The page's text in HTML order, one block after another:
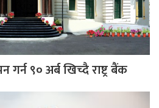
९० अर्ब खिच्दै राष्ट्र बैंक